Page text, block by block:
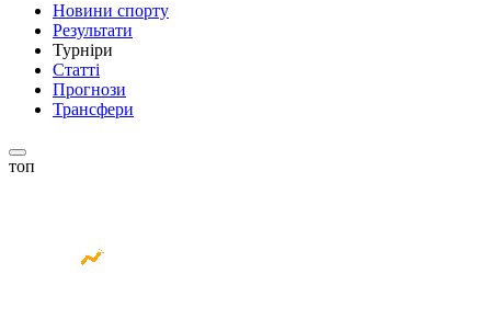
Новини спорту
Результати
Турніри
Статті
Прогнози
Трансфери
топ